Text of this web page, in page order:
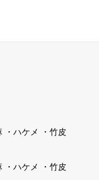
・ハケメ ・竹皮
・ハケメ ・竹皮